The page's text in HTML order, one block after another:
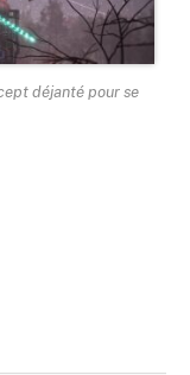
déjanté pour se